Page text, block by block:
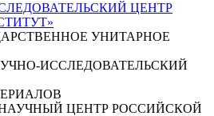
ЦЕНТР
УНИТАРНОЕ
ИССЛЕДОВАТЕЛЬСКИЙ
ЦЕНТР РОССИЙСКОЙ